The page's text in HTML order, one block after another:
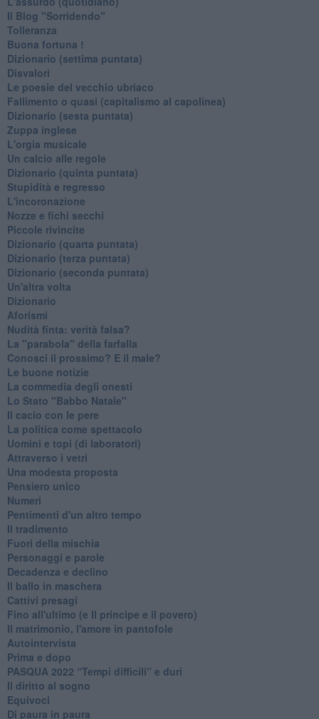
Il Blog "Sorridendo"
Tolleranza
Buona fortuna !
​Dizionario (settima puntata)
Disvalori
Le poesie del vecchio ubriaco
Fallimento o quasi (capitalismo al capolinea)
Dizionario (sesta puntata)
Zuppa inglese
L'orgia musicale
Un calcio alle regole
Dizionario (quinta puntata)
Stupidità e regresso
L'incoronazione
Nozze e fichi secchi
Piccole rivincite
​Dizionario (quarta puntata)
​Dizionario (terza puntata)
​Dizionario (seconda puntata)
Un'altra volta
Dizionario
Aforismi
Nudità finta: verità falsa?
La "parabola" della farfalla
Conosci il prossimo? E il male?
Le buone notizie
La commedia degli onesti
Lo Stato "Babbo Natale"
Il cacio con le pere
La politica come spettacolo
Uomini e topi (di laboratori)
Attraverso i vetri
Una modesta proposta
Pensiero unico
Numeri
Pentimenti d'un altro tempo
Il tradimento
Fuori della mischia
Personaggi e parole
Decadenza e declino
Il ballo in maschera
Cattivi presagi
Fino all'ultimo (e Il principe e il povero)
Il matrimonio, l'amore in pantofole
Autointervista
Prima e dopo
​PASQUA 2022 “Tempi difficili” e duri
Il diritto al sogno
Equivoci
Di paura in paura